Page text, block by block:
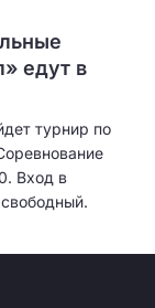
едут в
турнир по
Вход в